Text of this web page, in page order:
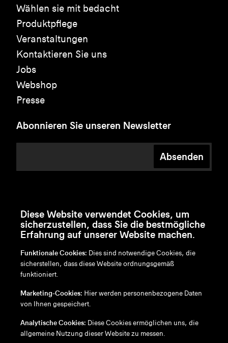
Wählen sie mit bedacht
Produktpflege
Veranstaltungen
Kontaktieren Sie uns
Jobs
Webshop
Presse
Abonnieren Sie unseren Newsletter
Absenden
en/nl/fr/de
Disclaimer
Cookie-Richtlinie
Diese Website verwendet Cookies, um
sicherzustellen, dass Sie die bestmögliche
Erfahrung auf unserer Website machen.
Funktionale Cookies: Dies sind notwendige Cookies, die
sicherstellen, dass diese Website ordnungsgemäß
funktioniert.
Marketing-Cookies: Hier werden personenbezogene Daten
von Ihnen gespeichert.
Analytische Cookies: Diese Cookies ermöglichen uns, die
allgemeine Nutzung dieser Website zu messen.